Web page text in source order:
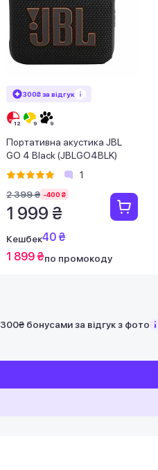
300₴ за відгук
Портативна акустика JBL
GO 4 Black (JBLGO4BLK)
1
2 399 ₴ -400 ₴
1 999 ₴
Кешбек40 ₴
1 899 ₴по промокоду
300₴ бонусами за відгук з фото